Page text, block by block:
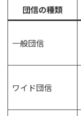
団信の種類
一般団信
ワイド団信